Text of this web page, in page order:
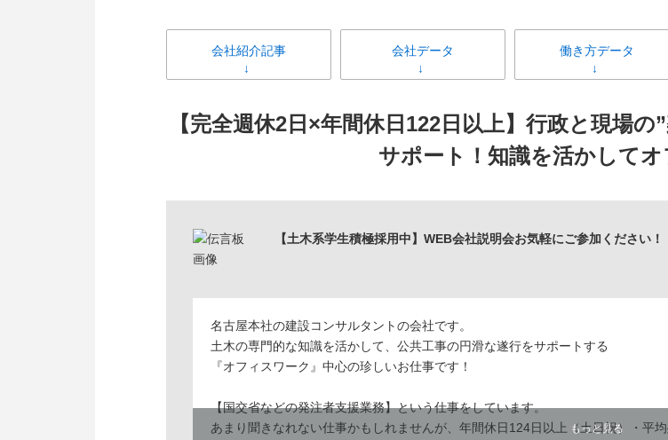
会社紹介記事 会社データ 働き方データ
【完全週休2日×年間休日122日以上】行政と現場
サポート！知識を活かしてオ
【土木系学生積極採用中】WEB会社説明会お気軽にご参加ください！
名古屋本社の建設コンサルタントの会社です。
土木の専門的な知識を活かして、公共工事の円滑な遂行をサポートする
『オフィスワーク』中心の珍しいお仕事です！
【国交省などの発注者支援業務】という仕事をしています。
あまり聞きなれない仕事かもしれませんが、年間休日124日以上（土日祝）・平
もっと見る